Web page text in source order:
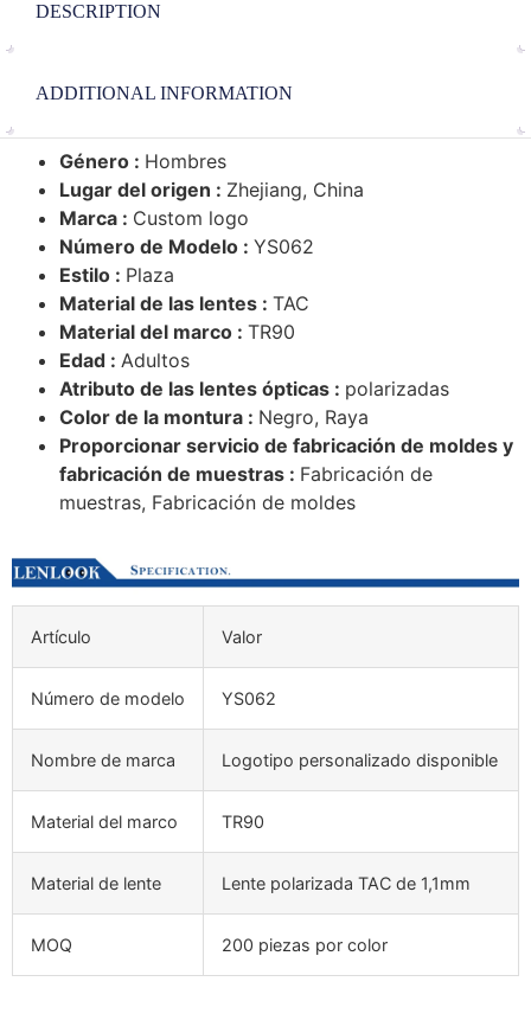
DESCRIPTION
ADDITIONAL INFORMATION
Género : Hombres
Lugar del origen : Zhejiang, China
Marca : Custom logo
Número de Modelo : YS062
Estilo : Plaza
Material de las lentes : TAC
Material del marco : TR90
Edad : Adultos
Atributo de las lentes ópticas : polarizadas
Color de la montura : Negro, Raya
Proporcionar servicio de fabricación de moldes y
fabricación de muestras : Fabricación de
muestras, Fabricación de moldes
Artículo Valor
Número de modelo YS062
Nombre de marca Logotipo personalizado disponible
Material del marco TR90
Material de lente Lente polarizada TAC de 1,1mm
MOQ 200 piezas por color